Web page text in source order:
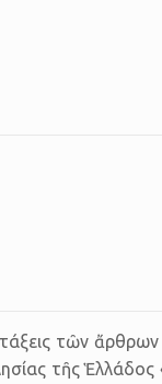
τῶν
τῆς